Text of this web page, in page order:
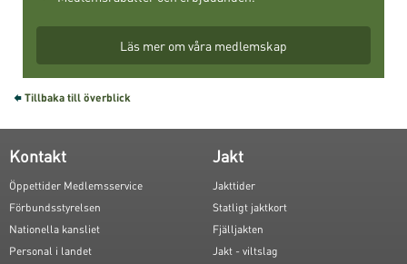
Läs mer om våra medlemskap
Tillbaka till överblick
Kontakt
Öppettider Medlemsservice
Förbundsstyrelsen
Nationella kansliet
Personal i landet
Jakt
Jakttider
Statligt jaktkort
Fjälljakten
Jakt - viltslag